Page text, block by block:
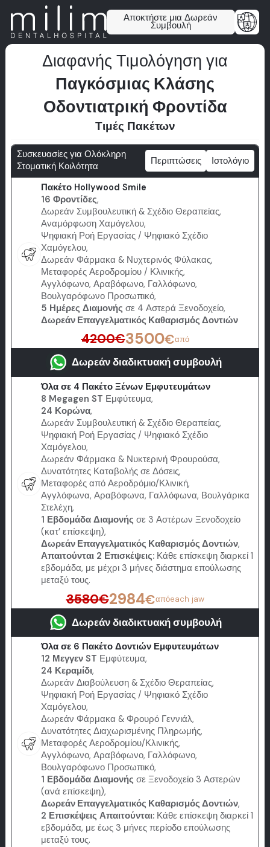
Αποκτήστε μια Δωρεάν
Συμβουλή
Διαφανής Τιμολόγηση για
Παγκόσμιας Κλάσης
Οδοντιατρική Φροντίδα
Τιμές Πακέτων
Συσκευασίες για Ολόκληρη
Στοματική Κοιλότητα
Περιπτώσεις Ιστολόγιο
Πακέτο Hollywood Smile
16 Φροντίδες,
Δωρεάν Συμβουλευτική & Σχέδιο Θεραπείας,
Αναμόρφωση Χαμόγελου,
Ψηφιακή Ροή Εργασίας / Ψηφιακό Σχέδιο
Χαμόγελου,
Δωρεάν Φάρμακα & Νυχτερινός Φύλακας,
Μεταφορές Αεροδρομίου / Κλινικής,
Αγγλόφωνο, Αραβόφωνο, Γαλλόφωνο,
Βουλγαρόφωνο Προσωπικό,
5 Ημέρες Διαμονής σε 4 Αστερά Ξενοδοχείο,
Δωρεάν Επαγγελματικός Καθαρισμός Δοντιών
4200€3500€από
Δωρεάν διαδικτυακή συμβουλή
Όλα σε 4 Πακέτο Ξένων Εμφυτευμάτων
8 Megagen ST Εμφύτευμα,
24 Κορώνα,
Δωρεάν Συμβουλευτική & Σχέδιο Θεραπείας,
Ψηφιακή Ροή Εργασίας / Ψηφιακό Σχέδιο
Χαμόγελου,
Δωρεάν Φάρμακα & Νυκτερινή Φρουρούσα,
Δυνατότητες Καταβολής σε Δόσεις,
Μεταφορές από Αεροδρόμιο/Κλινική,
Αγγλόφωνα, Αραβόφωνα, Γαλλόφωνα, Βουλγάρικα
Στελέχη,
1 Εβδομάδα Διαμονής σε 3 Αστέρων Ξενοδοχείο
(κατ’ επίσκεψη),
Δωρεάν Επαγγελματικός Καθαρισμός Δοντιών,
Απαιτούνται 2 Επισκέψεις: Κάθε επίσκεψη διαρκεί 1
εβδομάδα, με μέχρι 3 μήνες διάστημα επούλωσης
μεταξύ τους.
3580€2984€απόeach jaw
Δωρεάν διαδικτυακή συμβουλή
Όλα σε 6 Πακέτο Δοντιών Εμφυτευμάτων
12 Μεγγεν ST Εμφύτευμα,
24 Κεραμίδι,
Δωρεάν Διαβούλευση & Σχέδιο Θεραπείας,
Ψηφιακή Ροή Εργασίας / Ψηφιακό Σχέδιο
Χαμόγελου,
Δωρεάν Φάρμακα & Φρουρό Γεννιάλ,
Δυνατότητες Διαχωρισμένης Πληρωμής,
Μεταφορές Αεροδρομίου/Κλινικής,
Αγγλόφωνο, Αραβόφωνο, Γαλλόφωνο,
Βουλγαρόφωνο Προσωπικό,
1 Εβδομάδα Διαμονής σε Ξενοδοχείο 3 Αστερών
(ανά επίσκεψη),
Δωρεάν Επαγγελματικός Καθαρισμός Δοντιών,
2 Επισκέψεις Απαιτούνται: Κάθε επίσκεψη διαρκεί 1
εβδομάδα, με έως 3 μήνες περίοδο επούλωσης
μεταξύ τους.